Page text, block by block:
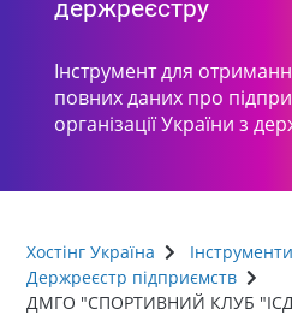
держреєстру
Інструмент для
повних даних про
організації України з
Хостінг Україна Інструменти
Держреєстр підприємств
ДМГО "СПОРТИВНИЙ КЛУБ